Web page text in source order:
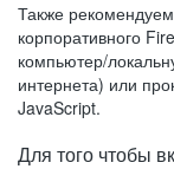
Также
корпоративного
компьютер/
интернета) или
JavaScript.
Для того чтобы